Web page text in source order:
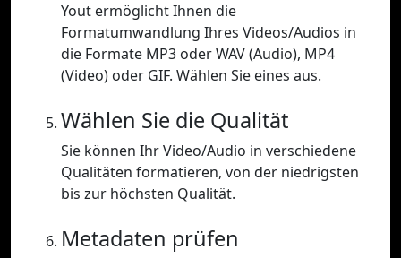
Yout ermöglicht Ihnen die
Formatumwandlung Ihres Videos/Audios in
die Formate MP3 oder WAV (Audio), MP4
(Video) oder GIF. Wählen Sie eines aus.
Wählen Sie die Qualität
Sie können Ihr Video/Audio in verschiedene
Qualitäten formatieren, von der niedrigsten
bis zur höchsten Qualität.
Metadaten prüfen